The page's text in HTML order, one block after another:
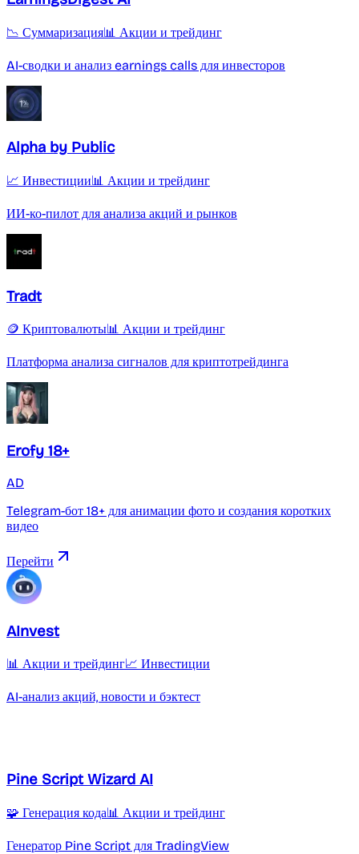
📉 Суммаризация📊 Акции и трейдинг
AI-сводки и анализ earnings calls для инвесторов
Alpha by Public
📈 Инвестиции📊 Акции и трейдинг
ИИ-ко-пилот для анализа акций и рынков
Tradt
🪙 Криптовалюты📊 Акции и трейдинг
Платформа анализа сигналов для криптотрейдинга
Erofy 18+
AD
Telegram-бот 18+ для анимации фото и создания коротких
видео
Перейти
AInvest
📊 Акции и трейдинг📈 Инвестиции
AI-анализ акций, новости и бэктест
Pine Script Wizard AI
🧩 Генерация кода📊 Акции и трейдинг
Генератор Pine Script для TradingView